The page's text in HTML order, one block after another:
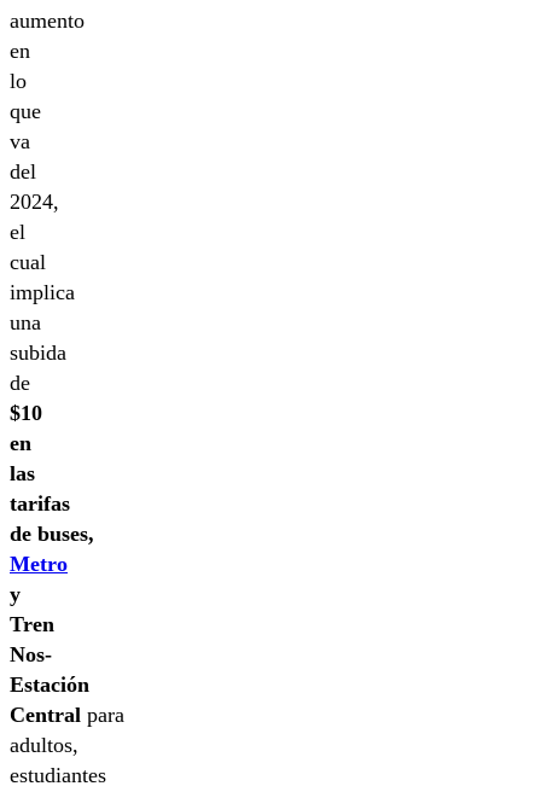
aumento
en
lo
que
va
del
2024,
el
cual
implica
una
subida
de
$10
en
las
tarifas
de buses,
Metro
y
Tren
Nos-
Estación
Central para
adultos,
estudiantes